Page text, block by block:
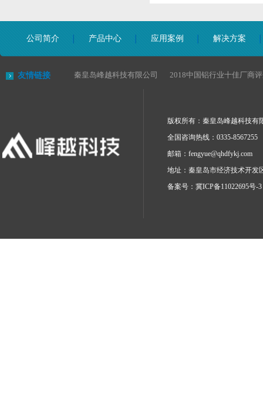
公司简介 产品中心 应用案例 解决方案
友情链接 秦皇岛峰越科技有限公司 2018中国铝行业十佳厂商
版权所有：秦皇岛峰越科技有
全国咨询热线：0335-8567255
邮箱： fengyue@qhdfykj.com
地址：秦皇岛市经济技术开发
备案号： 冀ICP备11022695号-3